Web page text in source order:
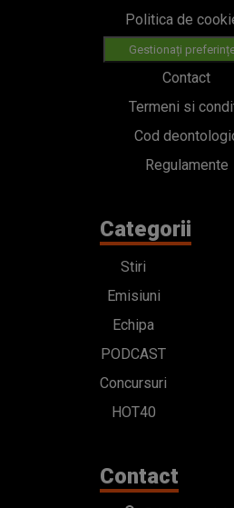
Politica de
Gestionați
Contact
Termeni si
Cod
Regulamente
Categorii
Stiri
Emisiuni
Echipa
PODCAST
Concursuri
HOT40
Contact